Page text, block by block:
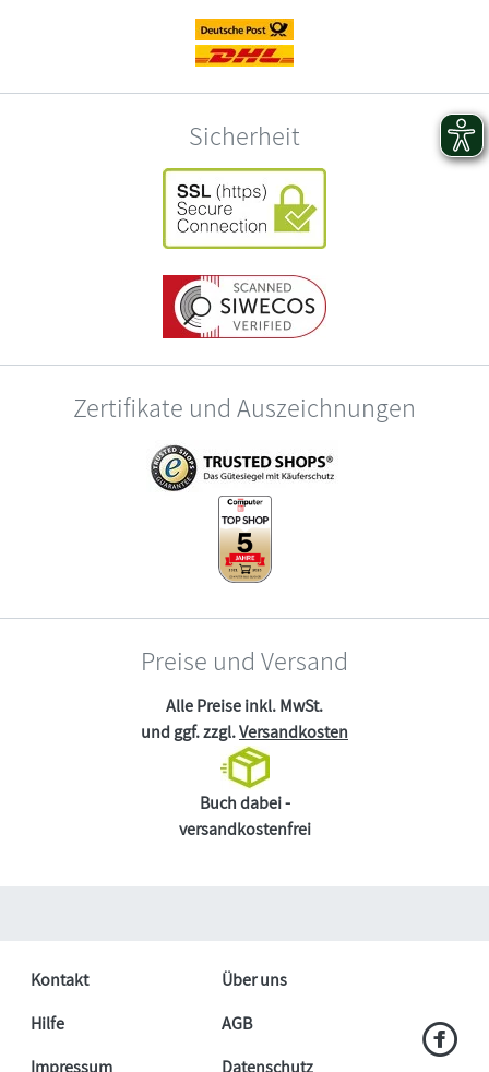
Sicherheit
Zertifikate und Auszeichnungen
Preise und Versand
Alle Preise inkl. MwSt.
und ggf. zzgl.Versandkosten
Buch dabei -
versandkostenfrei
Kontakt
Über uns
Hilfe
AGB
Impressum
Datenschutz